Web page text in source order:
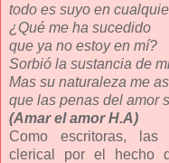
todo es suyo en
¿Qué me ha sucedido
que ya no estoy en mí?
Sorbió la sustancia de
Mas su naturaleza me
que las penas del amor
(Amar el amor H.A)
Como escritoras, las
clerical por el hecho